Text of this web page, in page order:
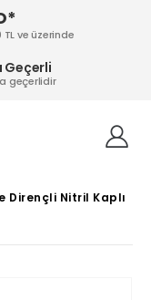
ve üzerinde
Geçerli
geçerlidir
Dirençli Nitril Kaplı